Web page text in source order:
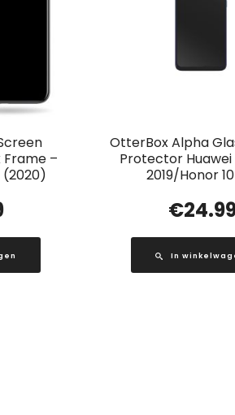
–
(2020)
OtterBox Alpha
Protector Huawei
2019/Honor
€
In